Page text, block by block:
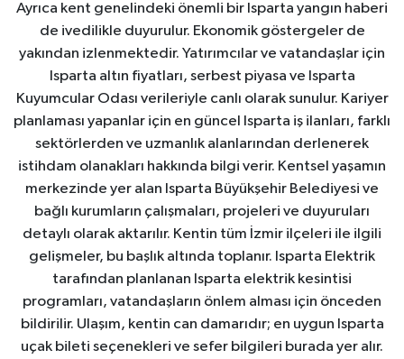
Ayrıca kent genelindeki önemli bir Isparta yangın haberi
de ivedilikle duyurulur. Ekonomik göstergeler de
yakından izlenmektedir. Yatırımcılar ve vatandaşlar için
Isparta altın fiyatları, serbest piyasa ve Isparta
Kuyumcular Odası verileriyle canlı olarak sunulur. Kariyer
planlaması yapanlar için en güncel Isparta iş ilanları, farklı
sektörlerden ve uzmanlık alanlarından derlenerek
istihdam olanakları hakkında bilgi verir. Kentsel yaşamın
merkezinde yer alan Isparta Büyükşehir Belediyesi ve
bağlı kurumların çalışmaları, projeleri ve duyuruları
detaylı olarak aktarılır. Kentin tüm İzmir ilçeleri ile ilgili
gelişmeler, bu başlık altında toplanır. Isparta Elektrik
tarafından planlanan Isparta elektrik kesintisi
programları, vatandaşların önlem alması için önceden
bildirilir. Ulaşım, kentin can damarıdır; en uygun Isparta
uçak bileti seçenekleri ve sefer bilgileri burada yer alır.